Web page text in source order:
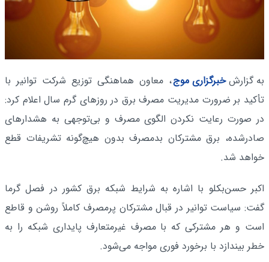
به گزارشخبرگزاری موج، معاون هماهنگی توزیع شرکت توانیر با
تأکید بر ضرورت مدیریت مصرف برق در روزهای گرم سال اعلام کرد:
در صورت رعایت نکردن الگوی مصرف و بی‌توجهی به هشدارهای
صادرشده، برق مشترکان بدمصرف بدون هیچ‌گونه تشریفات قطع
خواهد شد.
اکبر حسن‌بکلو با اشاره به شرایط شبکه برق کشور در فصل گرما
گفت: سیاست توانیر در قبال مشترکان پرمصرف کاملاً روشن و قاطع
است و هر مشترکی که با مصرف غیرمتعارف پایداری شبکه را به
خطر بیندازد با برخورد فوری مواجه می‌شود.